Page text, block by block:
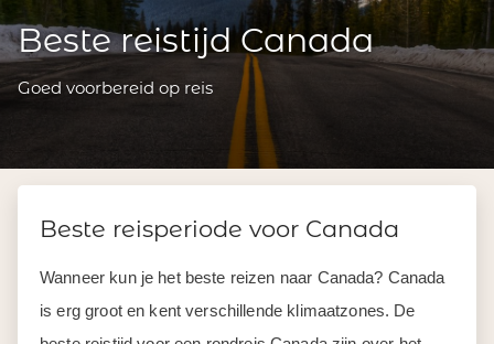
Beste reistijd Canada
Goed voorbereid op reis
Beste reisperiode voor Canada
Wanneer kun je het beste reizen naar Canada? Canada
is erg groot en kent verschillende klimaatzones. De